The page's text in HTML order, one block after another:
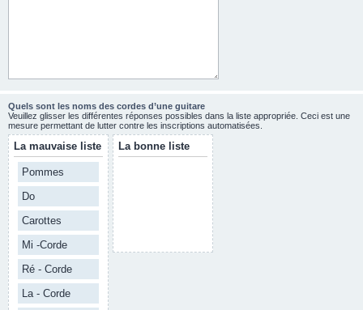
Quels sont les noms des cordes d’une guitare
Veuillez glisser les différentes réponses possibles dans la liste appropriée. Ceci est une
mesure permettant de lutter contre les inscriptions automatisées.
La mauvaise liste
Pommes
Do
Carottes
Mi -Corde
Ré - Corde
La - Corde
La bonne liste